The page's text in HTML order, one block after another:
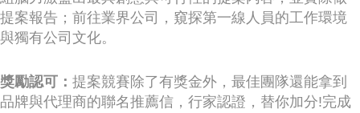
提案報告；前往業界公司，窺探第一線人員的工作環境
與獨有公司文化。
獎勵認可： 提案競賽除了有獎金外，最佳團隊還能拿到
品牌與代理商的聯名推薦信，行家認證，替你加分!完成